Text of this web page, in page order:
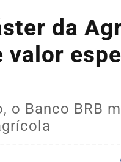
da
valor
Banco BRB